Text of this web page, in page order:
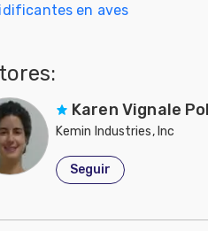
en aves
Karen Vignale
Kemin Industries, Inc
Seguir